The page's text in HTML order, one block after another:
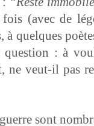
(avec de
à quelques
: à
ne veut-il pas
sont